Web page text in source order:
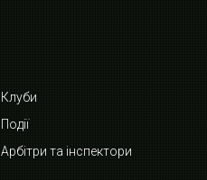
Клуби
Події
Арбітри та інспектори